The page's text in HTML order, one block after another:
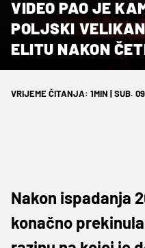
VIDEO PAO JE
POLJSKI
ELITU NAKON
VRIJEME ČITANJA: 1MIN | SUB.
Nakon ispadanja
konačno